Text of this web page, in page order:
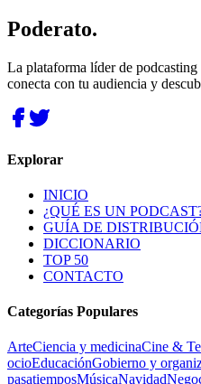
Poderato.
La plataforma líder de
conecta con tu audiencia y
Explorar
INICIO
¿QUÉ ES UN
GUÍA DE
DICCIONARIO
TOP 50
CONTACTO
Categorías Populares
ArteCiencia y medicinaCine &
ocioEducaciónGobierno y
pasatiemposMúsicaNavidad